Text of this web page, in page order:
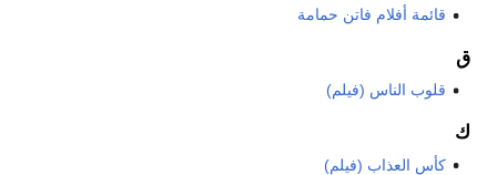
قائمة أفلام فاتن حمامة
ق
قلوب الناس (فيلم)
ك
كأس العذاب (فيلم)